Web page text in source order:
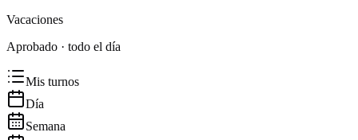
Vacaciones
Aprobado · todo el día
Mis turnos
Día
Semana